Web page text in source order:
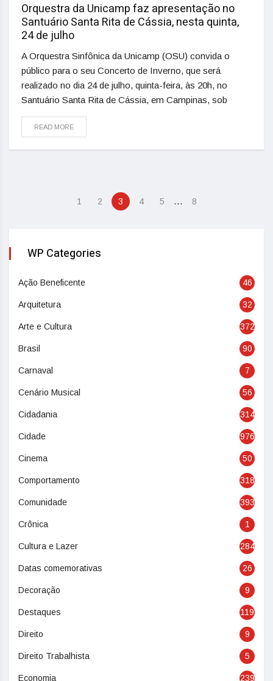
Orquestra da Unicamp faz apresentação no
Santuário Santa Rita de Cássia, nesta quinta,
24 de julho
A Orquestra Sinfônica da Unicamp (OSU) convida o
público para o seu Concerto de Inverno, que será
realizado no dia 24 de julho, quinta-feira, às 20h, no
Santuário Santa Rita de Cássia, em Campinas, sob
READ MORE
1 2 3 4 5 … 8
WP Categories
Ação Beneficente 46
Arquitetura 32
Arte e Cultura 372
Brasil 90
Carnaval 7
Cenário Musical 56
Cidadania 314
Cidade 976
Cinema 50
Comportamento 318
Comunidade 393
Crônica 1
Cultura e Lazer 284
Datas comemorativas 26
Decoração 9
Destaques 119
Direito 9
Direito Trabalhista 5
Economia 239